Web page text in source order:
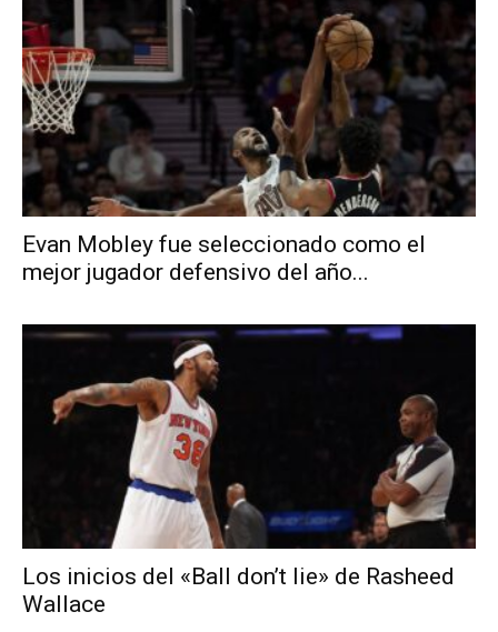
Evan Mobley fue seleccionado como el
mejor jugador defensivo del año...
Los inicios del «Ball don’t lie» de Rasheed
Wallace